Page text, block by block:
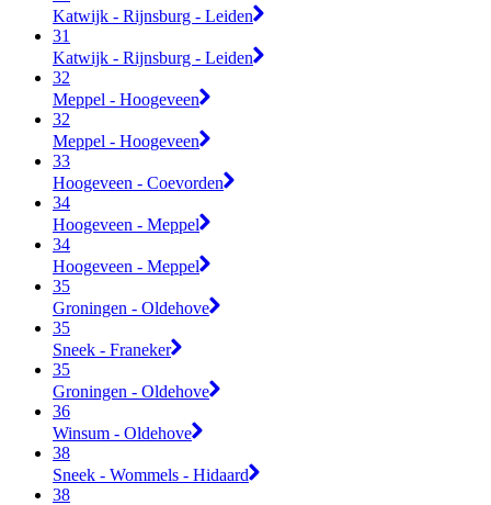
Katwijk - Rijnsburg - Leiden
31
Katwijk - Rijnsburg - Leiden
32
Meppel - Hoogeveen
32
Meppel - Hoogeveen
33
Hoogeveen - Coevorden
34
Hoogeveen - Meppel
34
Hoogeveen - Meppel
35
Groningen - Oldehove
35
Sneek - Franeker
35
Groningen - Oldehove
36
Winsum - Oldehove
38
Sneek - Wommels - Hidaard
38